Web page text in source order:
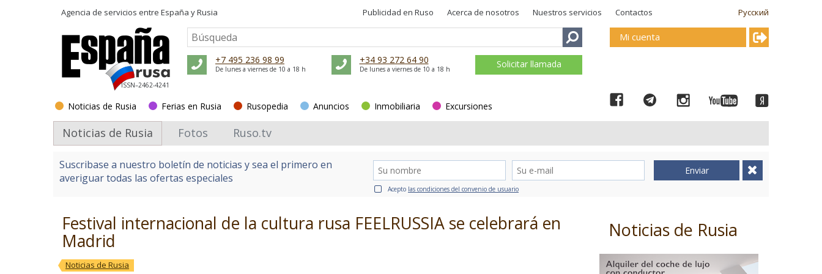
Agencia de servicios entre España y Rusia Русский
Publicidad en Ruso Acerca de nosotros Nuestros servicios Contactos
ISSN–2462-4241
+7 495 236 98 99
De lunes a viernes de 10 a 18 h
+34 93 272 64 90
De lunes a viernes de 10 a 18 h Solicitar llamada
Noticias de Rusia Ferias en Rusia Rusopedia Anuncios Inmobiliaria Excursiones
Mi cuenta
Noticias de Rusia Fotos Ruso.tv
Suscribase a nuestro boletín de noticias y sea el primero en
averiguar todas las ofertas especiales
Enviar
Acepto las condiciones del convenio de usuario
Noticias de Rusia
Festival internacional de la cultura rusa FEELRUSSIA se celebrará en
Madrid
Noticias de Rusia